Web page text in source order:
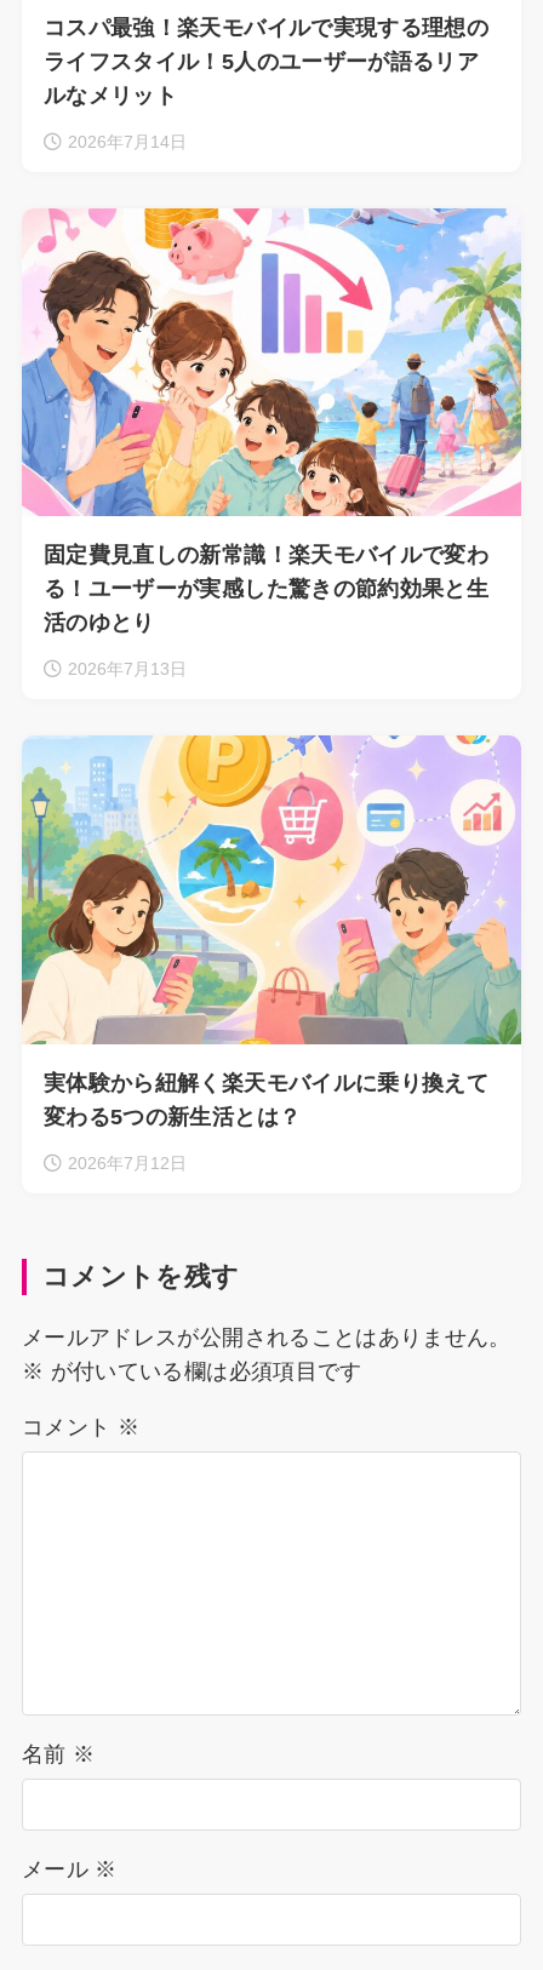
コスパ最強！楽天モバイルで実現する理想の
ライフスタイル！5人のユーザーが語るリア
ルなメリット
2026年7月14日
固定費見直しの新常識！楽天モバイルで変わ
る！ユーザーが実感した驚きの節約効果と生
活のゆとり
2026年7月13日
実体験から紐解く楽天モバイルに乗り換えて
変わる5つの新生活とは？
2026年7月12日
コメントを残す
メールアドレスが公開されることはありません。
※ が付いている欄は必須項目です
コメント ※
名前 ※
メール ※